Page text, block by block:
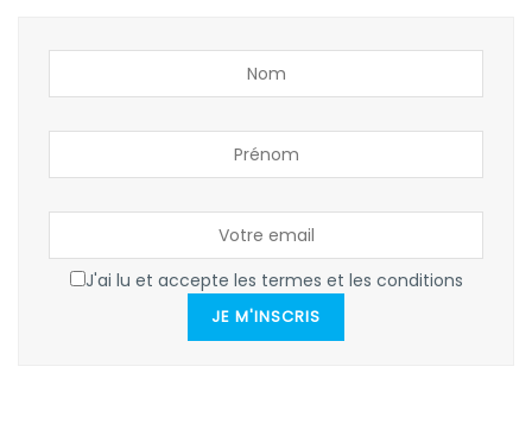
J'ai lu et accepte les termes et les conditions
JE M'INSCRIS